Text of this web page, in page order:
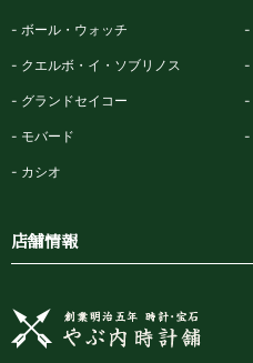
ボール・ウォッチ
クエルボ・イ・ソブリノス
グランドセイコー
モバード
カシオ
店舗情報